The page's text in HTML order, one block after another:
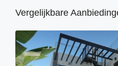
Vergelijkbare